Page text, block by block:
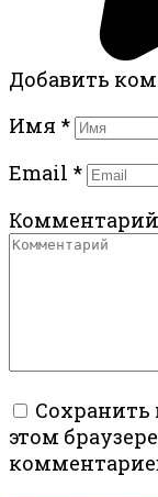
Добавить
Имя *
Email *
Комментарий
Сохранить
этом